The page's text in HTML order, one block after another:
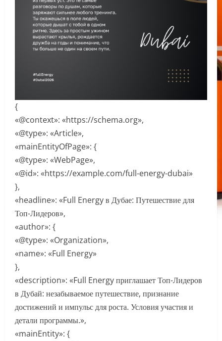
{
«@context»: «https://schema.org»,
«@type»: «Article»,
«mainEntityOfPage»: {
«@type»: «WebPage»,
«@id»: «https://example.com/full-energy-dubai»
},
«headline»: «Full Energy в Дубае: Путешествие для
Топ-Лидеров»,
«author»: {
«@type»: «Organization»,
«name»: «Full Energy»
},
«description»: «Full Energy приглашает Топ-Лидеров
в Дубай: незабываемое путешествие, признание
достижений и импульс для роста. Условия участия и
детали программы.»,
«mainEntity»: {